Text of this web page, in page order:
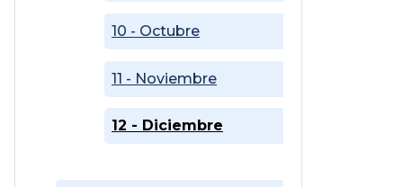
10 - Octubre
11 - Noviembre
12 - Diciembre